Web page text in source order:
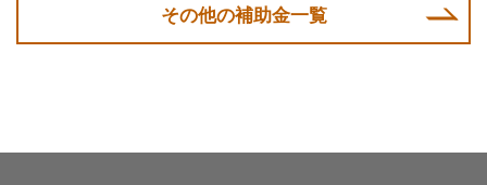
その他の補助金一覧